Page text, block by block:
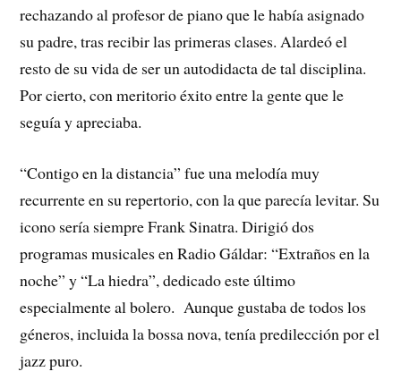
rechazando al profesor de piano que le había asignado
su padre, tras recibir las primeras clases. Alardeó el
resto de su vida de ser un autodidacta de tal disciplina.
Por cierto, con meritorio éxito entre la gente que le
seguía y apreciaba.
“Contigo en la distancia” fue una melodía muy
recurrente en su repertorio, con la que parecía levitar. Su
icono sería siempre Frank Sinatra. Dirigió dos
programas musicales en Radio Gáldar: “Extraños en la
noche” y “La hiedra”, dedicado este último
especialmente al bolero. Aunque gustaba de todos los
géneros, incluida la bossa nova, tenía predilección por el
jazz puro.